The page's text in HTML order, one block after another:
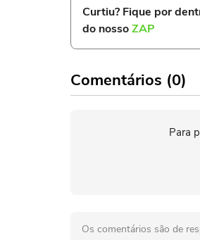
Curtiu? Fique por
do nossoZAP
Comentários (0)
Para
Os comentários são de